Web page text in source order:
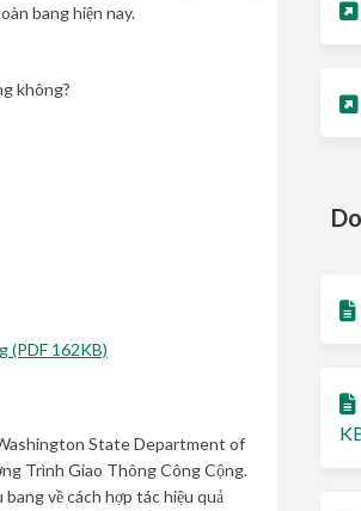
bang hiện nay.
không?
(PDF 162KB)
State Department of
Trình Giao Thông Công Cộng.
về cách hợp tác hiệu quả